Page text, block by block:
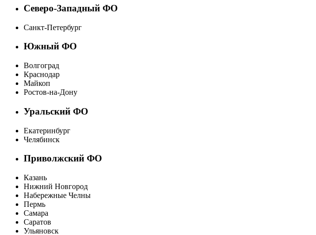
Северо-Западный ФО
Санкт-Петербург
Южный ФО
Волгоград
Краснодар
Майкоп
Ростов-на-Дону
Уральский ФО
Екатеринбург
Челябинск
Приволжский ФО
Казань
Нижний Новгород
Набережные Челны
Пермь
Самара
Саратов
Ульяновск